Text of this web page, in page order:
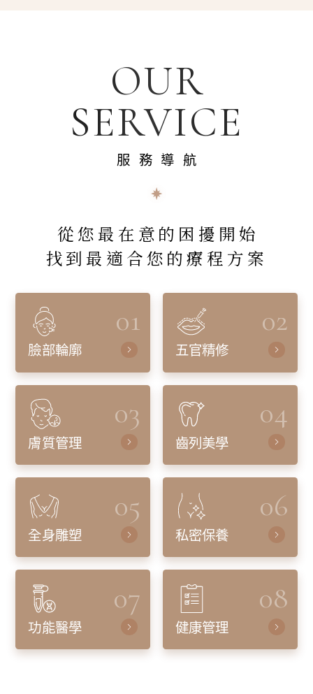
OUR
SERVICE
服務導航
從您最在意的困擾開始
找到最適合您的療程方案
01
臉部輪廓
02
五官精修
03
膚質管理
04
齒列美學
05
全身雕塑
06
私密保養
07
功能醫學
08
健康管理